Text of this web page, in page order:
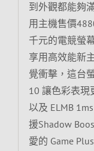
到外觀都能夠
用主機售價
千元的電競螢
享用高效能新
覺衝擊，這台
10 讓色彩表現
以及 ELMB
援Shadow
愛的 Game